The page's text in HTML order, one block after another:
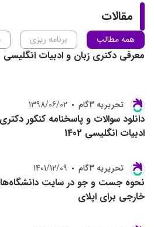
مقالات
همه مطالب برنامه ریزی
معرفی دکتری زبان و ادبیات انگلیسی
تحريريه 3گام 1398/06/02
دانلود سوالات و پاسخنامه کنکور
ادبیات انگلیسی 1402
تحريريه 3گام 1401/12/09
نحوه جست و جو در سایت
خارجی برای اپلای